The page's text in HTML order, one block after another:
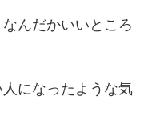
んだかいいところ
になったような気